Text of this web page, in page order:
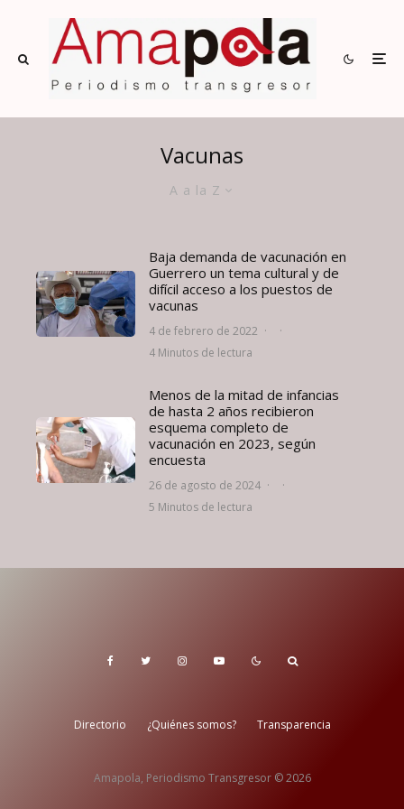
Vacunas
A a la Z
Baja demanda de vacunación en
Guerrero un tema cultural y de
difícil acceso a los puestos de
vacunas
4 de febrero de 2022 ·
·
4 Minutos de lectura
Menos de la mitad de infancias
de hasta 2 años recibieron
esquema completo de
vacunación en 2023, según
encuesta
26 de agosto de 2024 ·
·
5 Minutos de lectura
Directorio ¿Quiénes somos? Transparencia
Amapola, Periodismo Transgresor © 2026